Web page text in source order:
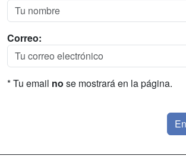
Correo:
* Tu email no se mostrará en la página.